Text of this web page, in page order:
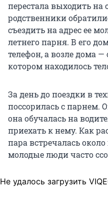
перестала выходить
родственники
съездить на адрес ее
летнего парня. В его
телефон, а возле дома —
котором находилось
За день до поездки в
поссорилась с парнем.
она обучалась на
приехать к нему. Как
пара встречалась
молодые люди часто
Не удалось загрузить